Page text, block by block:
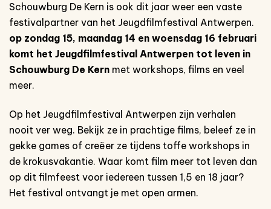
Schouwburg De Kern is ook dit jaar weer een vaste
festivalpartner van het Jeugdfilmfestival Antwerpen.
op zondag 15, maandag 14 en woensdag 16 februari
komt het Jeugdfilmfestival Antwerpen tot leven in
Schouwburg De Kern met workshops, films en veel
meer.
Op het Jeugdfilmfestival Antwerpen zijn verhalen
nooit ver weg. Bekijk ze in prachtige films, beleef ze in
gekke games of creëer ze tijdens toffe workshops in
de krokusvakantie. Waar komt film meer tot leven dan
op dit filmfeest voor iedereen tussen 1,5 en 18 jaar?
Het festival ontvangt je met open armen.